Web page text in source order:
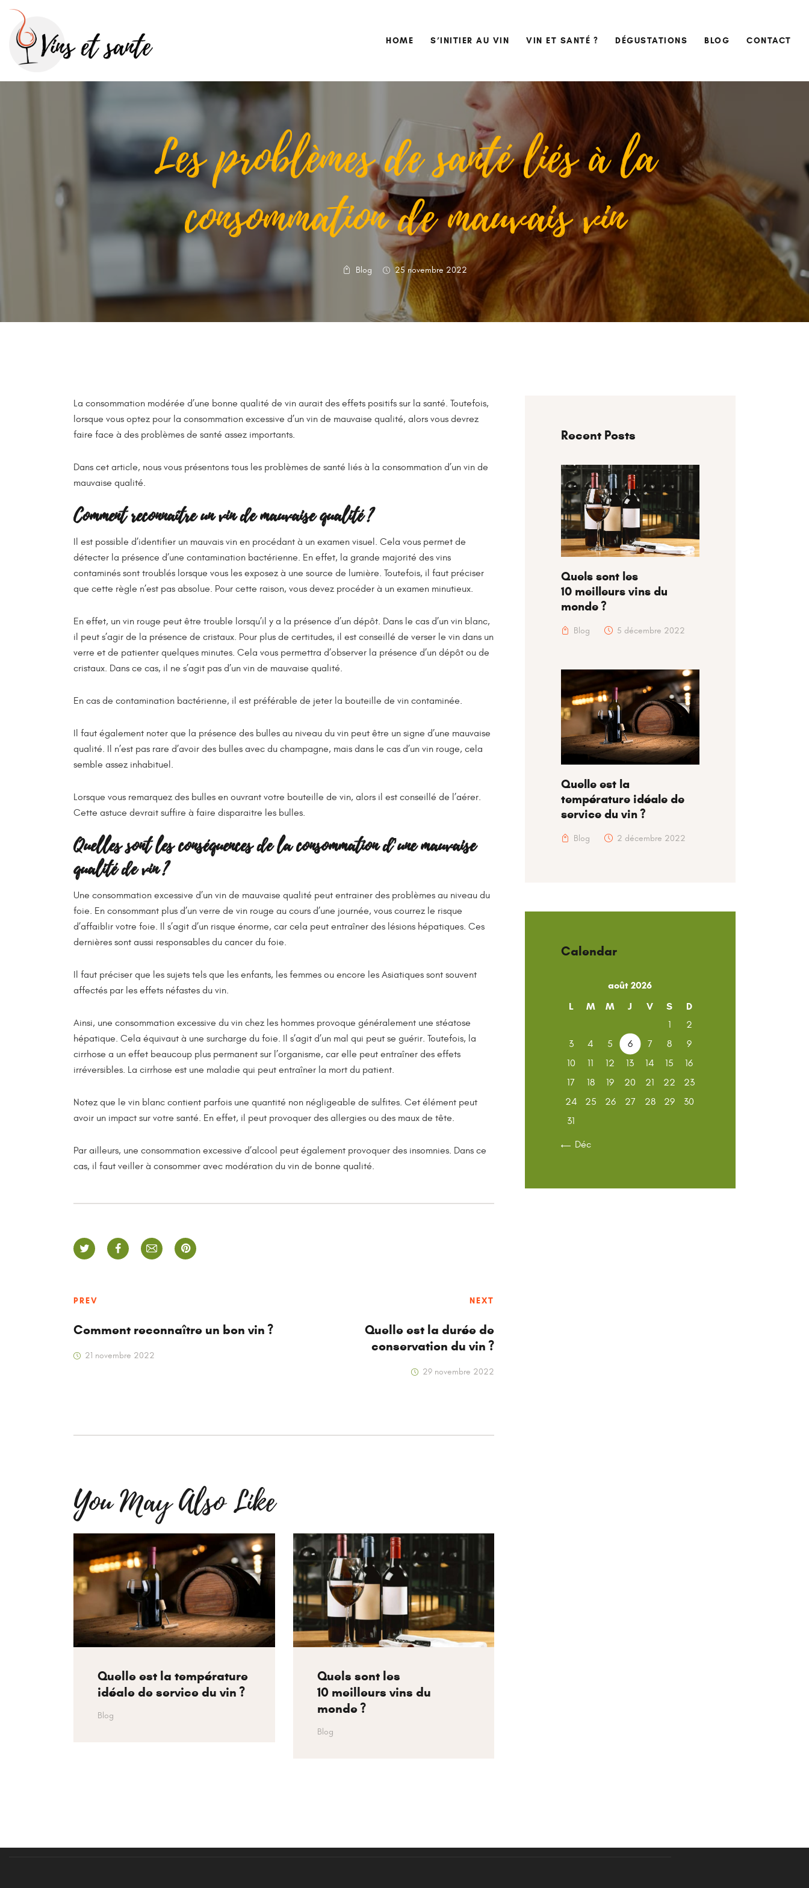
HOME S’INITIER AU VIN VIN ET SANTÉ ? DÉGUSTATIONS BLOG CONTACT
BLOG
Les problèmes de santé liés à la
consommation de mauvais vin
Blog 25 novembre 2022
La consommation modérée d’une bonne qualité de vin aurait des effets positifs sur la santé. Toutefois,
lorsque vous optez pour la consommation excessive d’un vin de mauvaise qualité, alors vous devrez
faire face à des problèmes de santé assez importants.
Dans cet article, nous vous présentons tous les problèmes de santé liés à la consommation d’un vin de
mauvaise qualité.
Comment reconnaître un vin de mauvaise qualité ?
Il est possible d’identifier un mauvais vin en procédant à un examen visuel. Cela vous permet de
détecter la présence d’une contamination bactérienne. En effet, la grande majorité des vins
contaminés sont troublés lorsque vous les exposez à une source de lumière. Toutefois, il faut préciser
que cette règle n’est pas absolue. Pour cette raison, vous devez procéder à un examen minutieux.
En effet, un vin rouge peut être trouble lorsqu’il y a la présence d’un dépôt. Dans le cas d’un vin blanc,
il peut s’agir de la présence de cristaux. Pour plus de certitudes, il est conseillé de verser le vin dans un
verre et de patienter quelques minutes. Cela vous permettra d’observer la présence d’un dépôt ou de
cristaux. Dans ce cas, il ne s’agit pas d’un vin de mauvaise qualité.
En cas de contamination bactérienne, il est préférable de jeter la bouteille de vin contaminée.
Il faut également noter que la présence des bulles au niveau du vin peut être un signe d’une mauvaise
qualité. Il n’est pas rare d’avoir des bulles avec du champagne, mais dans le cas d’un vin rouge, cela
semble assez inhabituel.
Lorsque vous remarquez des bulles en ouvrant votre bouteille de vin, alors il est conseillé de l’aérer.
Cette astuce devrait suffire à faire disparaitre les bulles.
Quelles sont les conséquences de la consommation d’une mauvaise
qualité de vin ?
Une consommation excessive d’un vin de mauvaise qualité peut entrainer des problèmes au niveau du
foie. En consommant plus d’un verre de vin rouge au cours d’une journée, vous courrez le risque
d’affaiblir votre foie. Il s’agit d’un risque énorme, car cela peut entraîner des lésions hépatiques. Ces
dernières sont aussi responsables du cancer du foie.
Il faut préciser que les sujets tels que les enfants, les femmes ou encore les Asiatiques sont souvent
affectés par les effets néfastes du vin.
Ainsi, une consommation excessive du vin chez les hommes provoque généralement une stéatose
hépatique. Cela équivaut à une surcharge du foie. Il s’agit d’un mal qui peut se guérir. Toutefois, la
cirrhose a un effet beaucoup plus permanent sur l’organisme, car elle peut entraîner des effets
irréversibles. La cirrhose est une maladie qui peut entraîner la mort du patient.
Notez que le vin blanc contient parfois une quantité non négligeable de sulfites. Cet élément peut
avoir un impact sur votre santé. En effet, il peut provoquer des allergies ou des maux de tête.
Par ailleurs, une consommation excessive d’alcool peut également provoquer des insomnies. Dans ce
cas, il faut veiller à consommer avec modération du vin de bonne qualité.
PREV
Comment reconnaître un bon vin ?
21 novembre 2022
NEXT
Quelle est la durée de
conservation du vin ?
29 novembre 2022
You May Also Like
Quelle est la température
idéale de service du vin ?
Blog
Quels sont les
10 meilleurs vins du
monde ?
Blog
Recent Posts
Quels sont les
10 meilleurs vins du
monde ?
Blog 5 décembre 2022
Quelle est la
température idéale de
service du vin ?
Blog 2 décembre 2022
Calendar
août 2026
L
M M J V S D
1
2
3
4 5 6 7 8
9
10
11 12 13 14 15
16
17
18 19 20 21 22
23
24
25 26 27 28 29
30
31
« Déc